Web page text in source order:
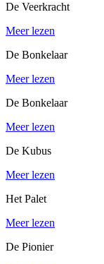
De Veerkracht
Meer lezen
De Bonkelaar
Meer lezen
De Bonkelaar
Meer lezen
De Kubus
Meer lezen
Het Palet
Meer lezen
De Pionier